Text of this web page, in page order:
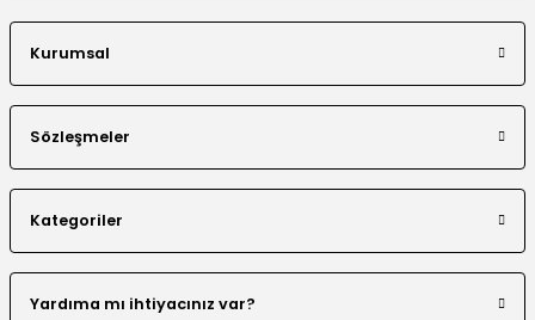
Boncuklu Dantel Aplike Detaylı Abaya Takım
Kurumsal
Sözleşmeler
Kategoriler
Yardıma mı ihtiyacınız var?